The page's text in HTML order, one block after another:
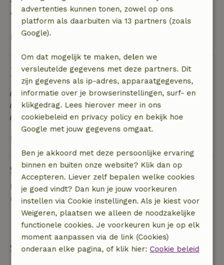
• op de aankomstdag of later: geen terugbetaling
Bekijk alles
Duurzaamheid
Energie label: Uitgesloten
Gebouwd met natuurlijke bouwmaterialen
Duurzame inventaris
Bekijk alles
Stel een vraag
Neem contact op met de verhuurder van het
natuurhuisje
Stuur een bericht
Start mijn boeking
advertenties kunnen tonen, zowel op ons
platform als daarbuiten via 13 partners (zoals
Google).
Om dat mogelijk te maken, delen we
versleutelde gegevens met deze partners. Dit
zijn gegevens als ip-adres, apparaatgegevens,
informatie over je browserinstellingen, surf- en
klikgedrag. Lees hierover meer in ons
cookiebeleid en privacy policy en bekijk hoe
Google met jouw gegevens omgaat.
Ben je akkoord met deze persoonlijke ervaring
binnen en buiten onze website? Klik dan op
Accepteren. Liever zelf bepalen welke cookies
je goed vindt? Dan kun je jouw voorkeuren
instellen via Cookie instellingen. Als je kiest voor
Weigeren, plaatsen we alleen de noodzakelijke
functionele cookies. Je voorkeuren kun je op elk
moment aanpassen via de link (Cookies)
onderaan elke pagina, of klik hier: Cookie beleid